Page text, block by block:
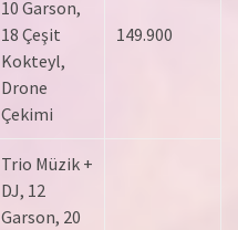
10 Garson,
18 Çeşit
Kokteyl,
Drone
Çekimi
149.900
Trio Müzik +
DJ, 12
Garson, 20